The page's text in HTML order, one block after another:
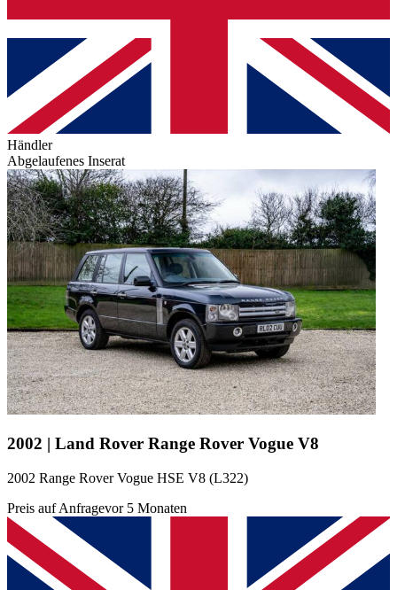
Händler
Abgelaufenes Inserat
2002 | Land Rover Range Rover Vogue V8
2002 Range Rover Vogue HSE V8 (L322)
Preis auf Anfragevor 5 Monaten